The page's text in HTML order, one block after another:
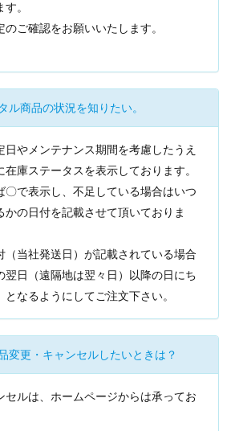
。
ご確認をお願いいたします。
ル商品の状況を知りたい。
日やメンテナンス期間を考慮したうえ
庫ステータスを表示しております。
〇で表示し、不足している場合はいつ
かの日付を記載させて頂いておりま
（当社発送日）が記載されている場合
翌日（遠隔地は翌々日）以降の日にち
なるようにしてご注文下さい。
変更・キャンセルしたいときは？
セルは、ホームページからは承ってお